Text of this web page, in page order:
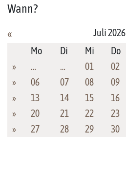
Wann?
«
Juli 2026
Mo
Di Mi Do
»
… … 01 02
»
06 07 08 09
»
13 14 15 16
»
20 21 22 23
»
27 28 29 30